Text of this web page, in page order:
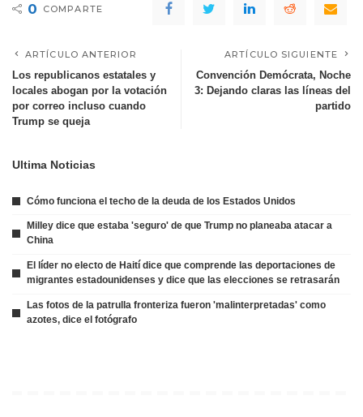
0 COMPARTE
ARTÍCULO ANTERIOR
Los republicanos estatales y
locales abogan por la votación
por correo incluso cuando
Trump se queja
ARTÍCULO SIGUIENTE
Convención Demócrata, Noche
3: Dejando claras las líneas del
partido
Ultima Noticias
Cómo funciona el techo de la deuda de los Estados Unidos
Milley dice que estaba 'seguro' de que Trump no planeaba atacar a
China
El líder no electo de Haití dice que comprende las deportaciones de
migrantes estadounidenses y dice que las elecciones se retrasarán
Las fotos de la patrulla fronteriza fueron 'malinterpretadas' como
azotes, dice el fotógrafo